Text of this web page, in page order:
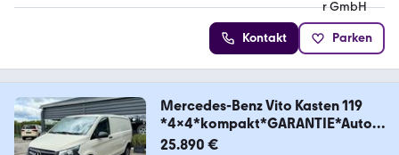
Kontakt Parken
Mercedes-Benz Vito Kasten 119
*4x4*kompakt*GARANTIE*Autom
atik*
25.890 €